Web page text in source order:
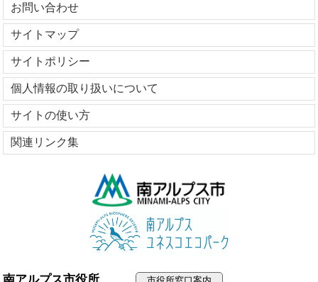
お問い合わせ
サイトマップ
サイトポリシー
個人情報の取り扱いについて
サイトの使い方
関連リンク集